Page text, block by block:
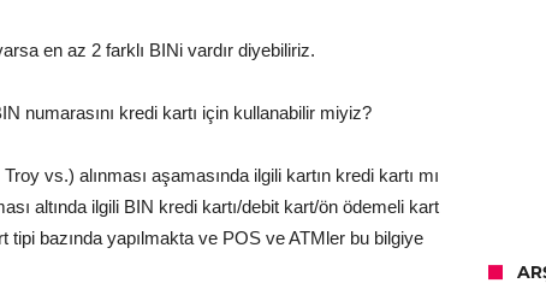
en az 2 farklı BINi vardır diyebiliriz.
numarasını kredi kartı için kullanabilir miyiz?
vs.) alınması aşamasında ilgili kartın kredi kartı mı
altında ilgili BIN kredi kartı/debit kart/ön ödemeli kart
bazında yapılmakta ve POS ve ATMler bu bilgiye